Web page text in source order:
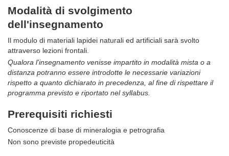
Modalità di svolgimento
dell'insegnamento
Il modulo di materiali lapidei naturali ed artificiali sarà svolto
attraverso lezioni frontali.
Qualora l'insegnamento venisse impartito in modalità mista o a
distanza potranno essere introdotte le necessarie variazioni
rispetto a quanto dichiarato in precedenza, al fine di rispettare il
programma previsto e riportato nel syllabus.
Prerequisiti richiesti
Conoscenze di base di mineralogia e petrografia
Non sono previste propedeuticità